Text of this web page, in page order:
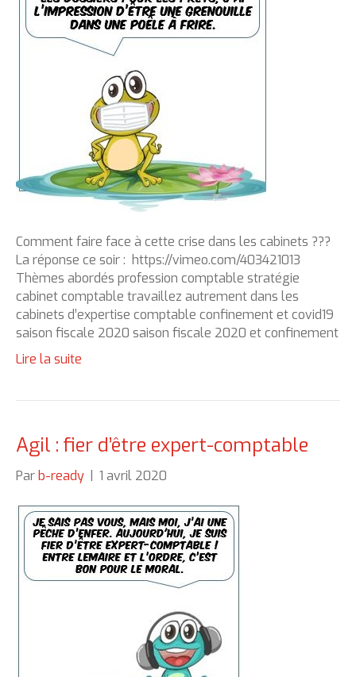
Comment faire face à cette crise dans les cabinets ???
La réponse ce soir : https://vimeo.com/403421013
Thèmes abordés profession comptable stratégie
cabinet comptable travaillez autrement dans les
cabinets d’expertise comptable confinement et covid19
saison fiscale 2020 saison fiscale 2020 et confinement
Lire la suite
Agil : fier d’être expert-comptable
Par b-ready 1 avril 2020